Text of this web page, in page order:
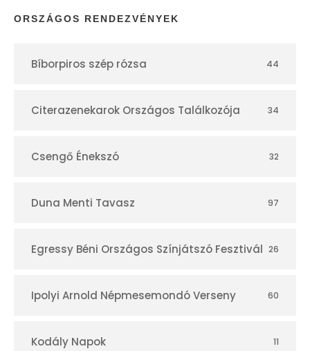
p
r
ORSZÁGOS RENDEZVÉNYEK
Bíborpiros szép rózsa 44
Citerazenekarok Országos Találkozója 34
Csengő Énekszó 32
Duna Menti Tavasz 97
Egressy Béni Országos Színjátszó Fesztivál 26
Ipolyi Arnold Népmesemondó Verseny 60
Kodály Napok 11